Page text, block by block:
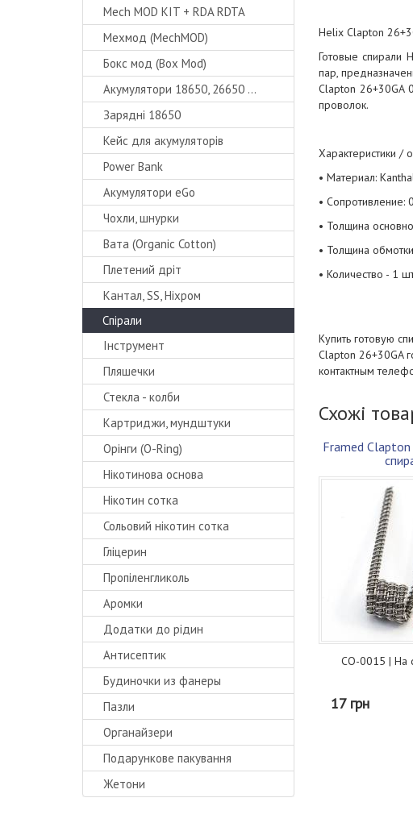
Mech MOD KIT + RDA RDTA
Мехмод (MechMOD)
Бокс мод (Box Mod)
Акумулятори 18650, 26650 ...
Зарядні 18650
Кейс для акумуляторів
Power Bank
Акумулятори eGo
Чохли, шнурки
Вата (Organic Cotton)
Плетений дріт
Кантал, SS, Ніхром
Спірали
Інструмент
Пляшечки
Стекла - колби
Картриджи, мундштуки
Орінги (O-Ring)
Нікотинова основа
Нікотин сотка
Сольовий нікотин сотка
Гліцерин
Пропіленгликоль
Аромки
Додатки до рідин
Антисептик
Будиночки из фанеры
Пазли
Органайзери
Подарункове пакування
Жетони
Helix Clapton
Готовые спирали
пар,
Clapton 26+30GA
проволок.
Характеристики /
• Материал:
• Сопротивление:
• Толщина
• Толщина
• Количество - 1
Купить готовую
Clapton 26+30GA
контактным
Схожі
Framed
CO-0015 | На
17 грн